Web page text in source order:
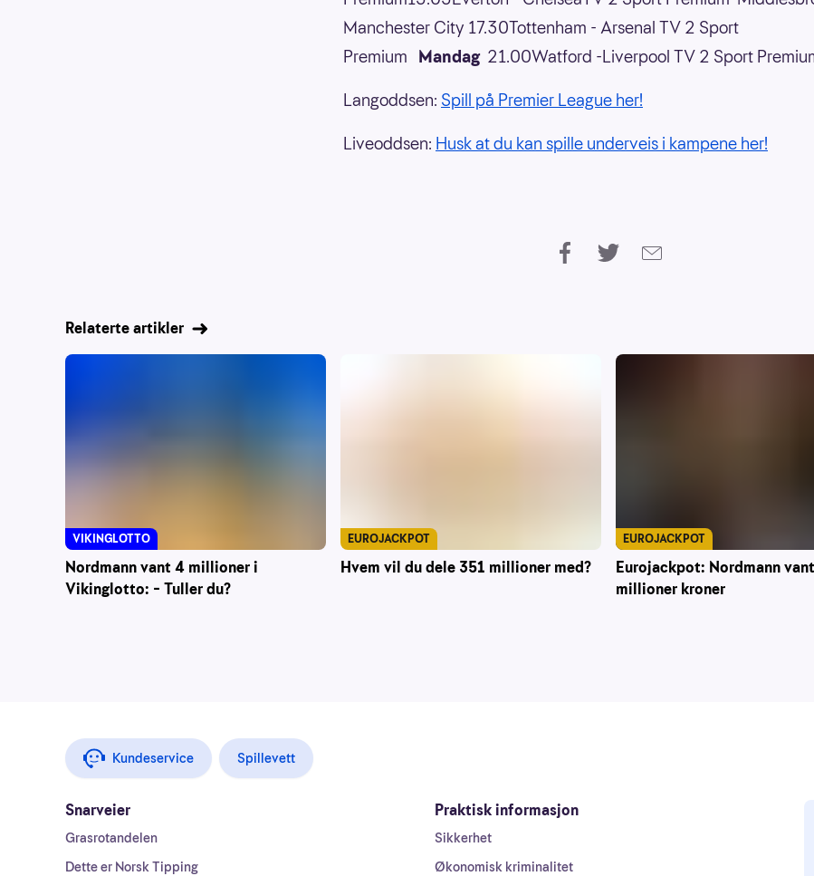
Manchester City 17.30Tottenham - Arsenal TV 2 Sport
Premium Mandag21.00Watford -Liverpool TV 2 Sport
Langoddsen: Spill på Premier League her!
Liveoddsen: Husk at du kan spille underveis i kampene her!
Relaterte artikler
Nordmann vant 4 millioner i
Vikinglotto: – Tuller du?
VIKINGLOTTO
Hvem vil du dele 351 millioner med?
EUROJACKPOT
Eurojackpot: Nordmann
millioner kroner
EUROJACKPOT
Kundeservice Spillevett
Snarveier
Grasrotandelen
Dette er Norsk Tipping
Praktisk informasjon
Sikkerhet
Økonomisk kriminalitet